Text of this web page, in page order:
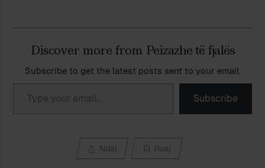
Discover more from Peizazhe të fjalës
Subscribe to get the latest posts sent to your email.
Type your email…
Subscribe
Ndaj Ruaj